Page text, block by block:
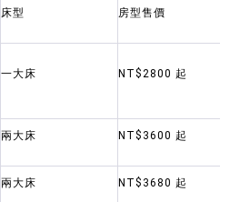
床型 房型售價
一大床 NT$2800 起
兩大床 NT$3600 起
兩大床 NT$3680 起